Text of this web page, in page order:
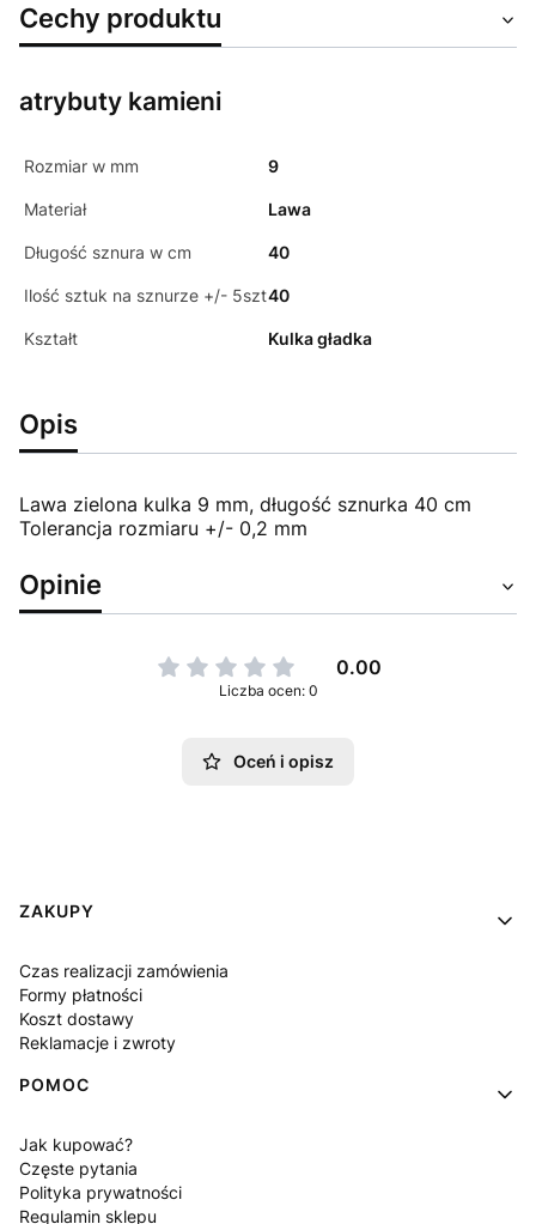
Cechy produktu
atrybuty kamieni
Rozmiar w mm 9
Materiał Lawa
Długość sznura w cm 40
Ilość sztuk na sznurze +/- 5szt40
Kształt Kulka gładka
Opis
Lawa zielona kulka 9 mm, długość sznurka 40 cm
Tolerancja rozmiaru +/- 0,2 mm
Opinie
0.00
Liczba ocen: 0
Oceń i opisz
Linki w stopce
ZAKUPY
Czas realizacji zamówienia
Formy płatności
Koszt dostawy
Reklamacje i zwroty
POMOC
Jak kupować?
Częste pytania
Polityka prywatności
Regulamin sklepu